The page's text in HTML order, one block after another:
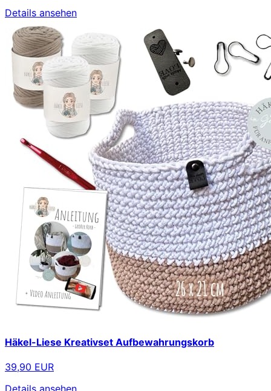
Details ansehen
Häkel-Liese Kreativset Aufbewahrungskorb
39,90 EUR